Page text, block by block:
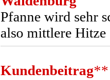
Pfanne wird sehr
also mittlere Hitze
Kundenbeitrag**